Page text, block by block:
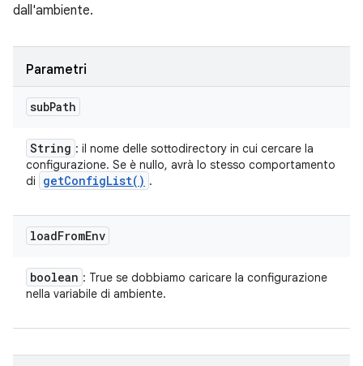
dall'ambiente.
Parametri
subPath
String : il nome delle sottodirectory in cui cercare la
configurazione. Se è nullo, avrà lo stesso comportamento
di
getConfigList( ) .
loadFromEnv
boolean : True se dobbiamo caricare la configurazione
nella variabile di ambiente.